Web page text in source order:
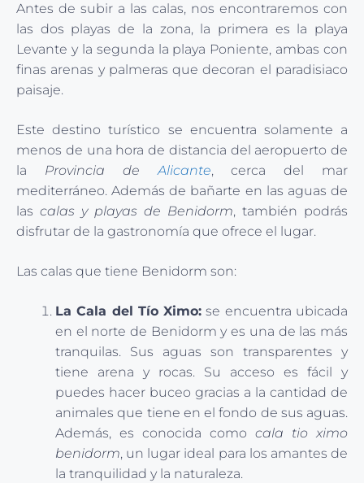
Antes de subir a las calas, nos encontraremos con
las dos playas de la zona, la primera es la playa
Levante y la segunda la playa Poniente, ambas con
finas arenas y palmeras que decoran el paradisiaco
paisaje.
Este destino turístico se encuentra solamente a
menos de una hora de distancia del aeropuerto de
la Provincia deAlicante, cerca del mar
mediterráneo. Además de bañarte en las aguas de
las calas y playas de Benidorm, también podrás
disfrutar de la gastronomía que ofrece el lugar.
Las calas que tiene Benidorm son:
La Cala del Tío Ximo: se encuentra ubicada
en el norte de Benidorm y es una de las más
tranquilas. Sus aguas son transparentes y
tiene arena y rocas. Su acceso es fácil y
puedes hacer buceo gracias a la cantidad de
animales que tiene en el fondo de sus aguas.
Además, es conocida como cala tio ximo
benidorm, un lugar ideal para los amantes de
la tranquilidad y la naturaleza.